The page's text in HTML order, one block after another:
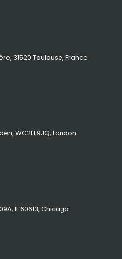
31520 Toulouse, France
WC2H 9JQ, London
IL 60613, Chicago